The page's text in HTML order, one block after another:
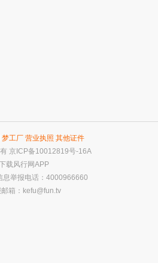
梦工厂 营业执照 其他证件
京ICP备10012819号-16A
载风行网APP
息举报电话：4000966660
箱： kefu@fun.tv